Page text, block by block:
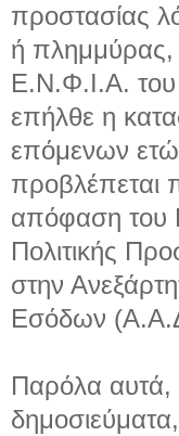
προστασίας
ή πλημμύρας,
Ε.Ν.Φ.Ι.Α. του
επήλθε η
επόμενων
απόφαση του
Πολιτικής
στην
Εσόδων
Παρόλα